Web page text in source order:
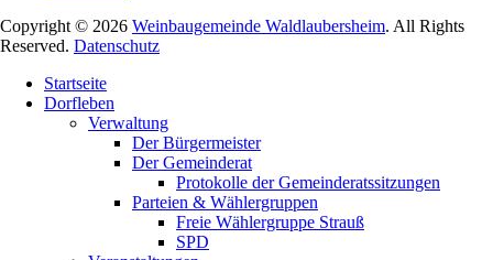
Copyright © 2026 Weinbaugemeinde Waldlaubersheim. All Rights
Reserved. Datenschutz
oben
scrollen
Startseite
Dorfleben
Verwaltung
Der Bürgermeister
Der Gemeinderat
Protokolle der Gemeinderatssitzungen
Parteien & Wählergruppen
Freie Wählergruppe Strauß
SPD